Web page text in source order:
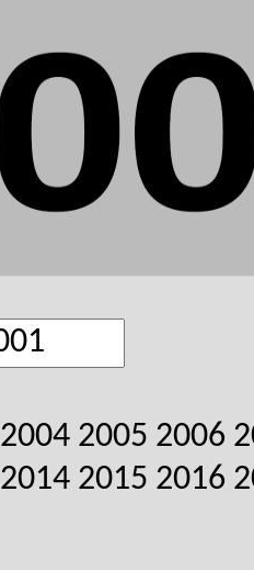
2004 2005 2006
2014 2015 2016